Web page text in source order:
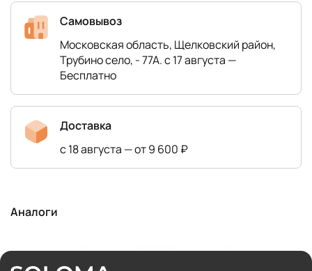
Самовывоз
Московская область, Щелковский район,
Трубино село, - 77А. с 17 августа —
Бесплатно
Доставка
с 18 августа — от 9 600 ₽
Аналоги